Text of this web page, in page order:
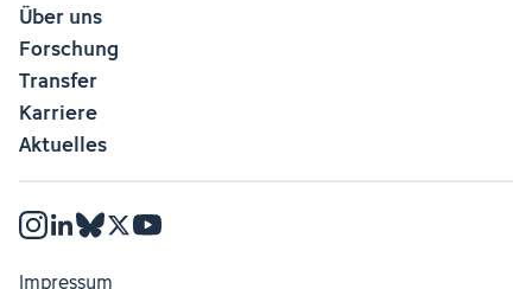
Über uns
Forschung
Transfer
Karriere
Aktuelles
Impressum